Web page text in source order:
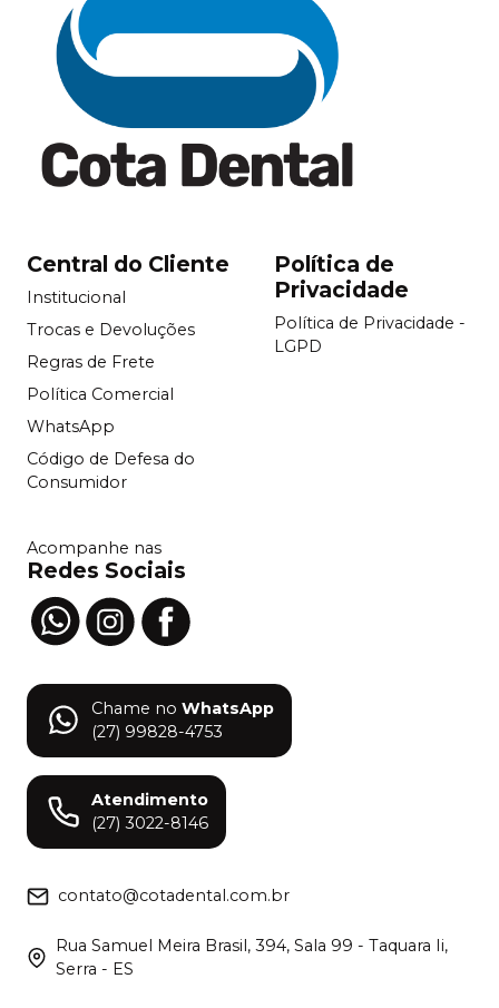
Central do Cliente
Institucional
Trocas e Devoluções
Regras de Frete
Política Comercial
WhatsApp
Código de Defesa do
Consumidor
Política de
Privacidade
Política de Privacidade -
LGPD
Acompanhe nas
Redes Sociais
Chame no WhatsApp
(27) 99828-4753
Atendimento
(27) 3022-8146
contato@cotadental.com.br
Rua Samuel Meira Brasil, 394, Sala 99 - Taquara Ii,
Serra - ES